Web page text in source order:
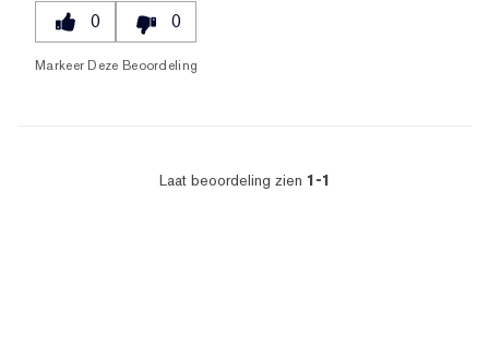
0 0
Markeer Deze Beoordeling
Laat beoordeling zien 1-1